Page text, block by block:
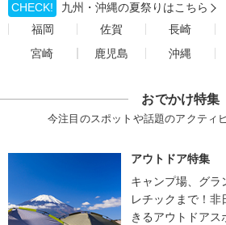
CHECK!
九州・沖縄の夏祭りはこちら
福岡
佐賀 長崎
宮崎
鹿児島 沖縄
おでかけ特集
今注目のスポットや話題のアクティ
アウトドア特集
キャンプ場、グラ
レチックまで！
きるアウトドアス